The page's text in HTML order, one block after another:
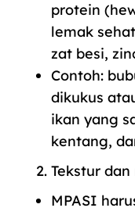
protein
lemak
zat besi,
Contoh:
dikukus
ikan yang
kentang,
Tekstur
MPASI